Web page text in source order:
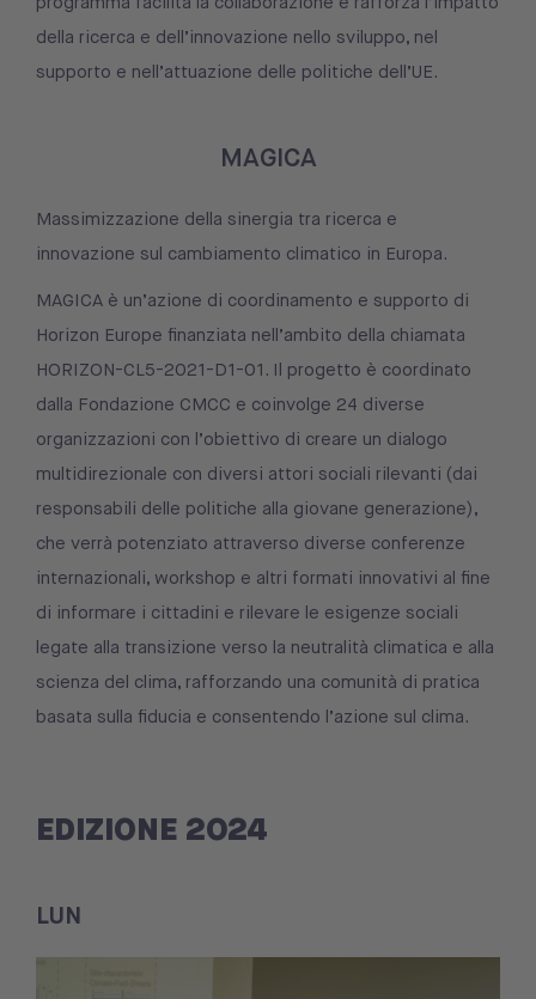
della ricerca e dell’innovazione nello sviluppo, nel
supporto e nell’attuazione delle politiche dell’UE.
MAGICA
Massimizzazione della sinergia tra ricerca e
innovazione sul cambiamento climatico in Europa.
MAGICA è un’azione di coordinamento e supporto di
Horizon Europe finanziata nell’ambito della chiamata
HORIZON-CL5-2021-D1-01. Il progetto è coordinato
dalla Fondazione CMCC e coinvolge 24 diverse
organizzazioni con l’obiettivo di creare un dialogo
multidirezionale con diversi attori sociali rilevanti (dai
responsabili delle politiche alla giovane generazione),
che verrà potenziato attraverso diverse conferenze
internazionali, workshop e altri formati innovativi al fine
di informare i cittadini e rilevare le esigenze sociali
legate alla transizione verso la neutralità climatica e alla
scienza del clima, rafforzando una comunità di pratica
basata sulla fiducia e consentendo l’azione sul clima.
EDIZIONE 2024
LUN